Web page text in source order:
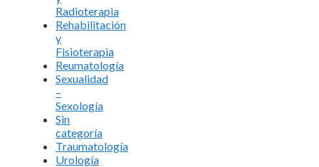
Radioterapia
Rehabilitación
y
Fisioterapia
Reumatología
Sexualidad
–
Sexología
Sin
categoría
Traumatología
Urología